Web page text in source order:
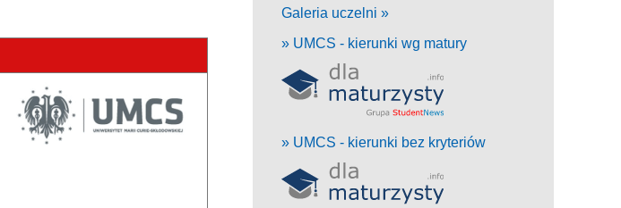
Galeria uczelni »
» UMCS - kierunki wg matury
» UMCS - kierunki bez kryteriów